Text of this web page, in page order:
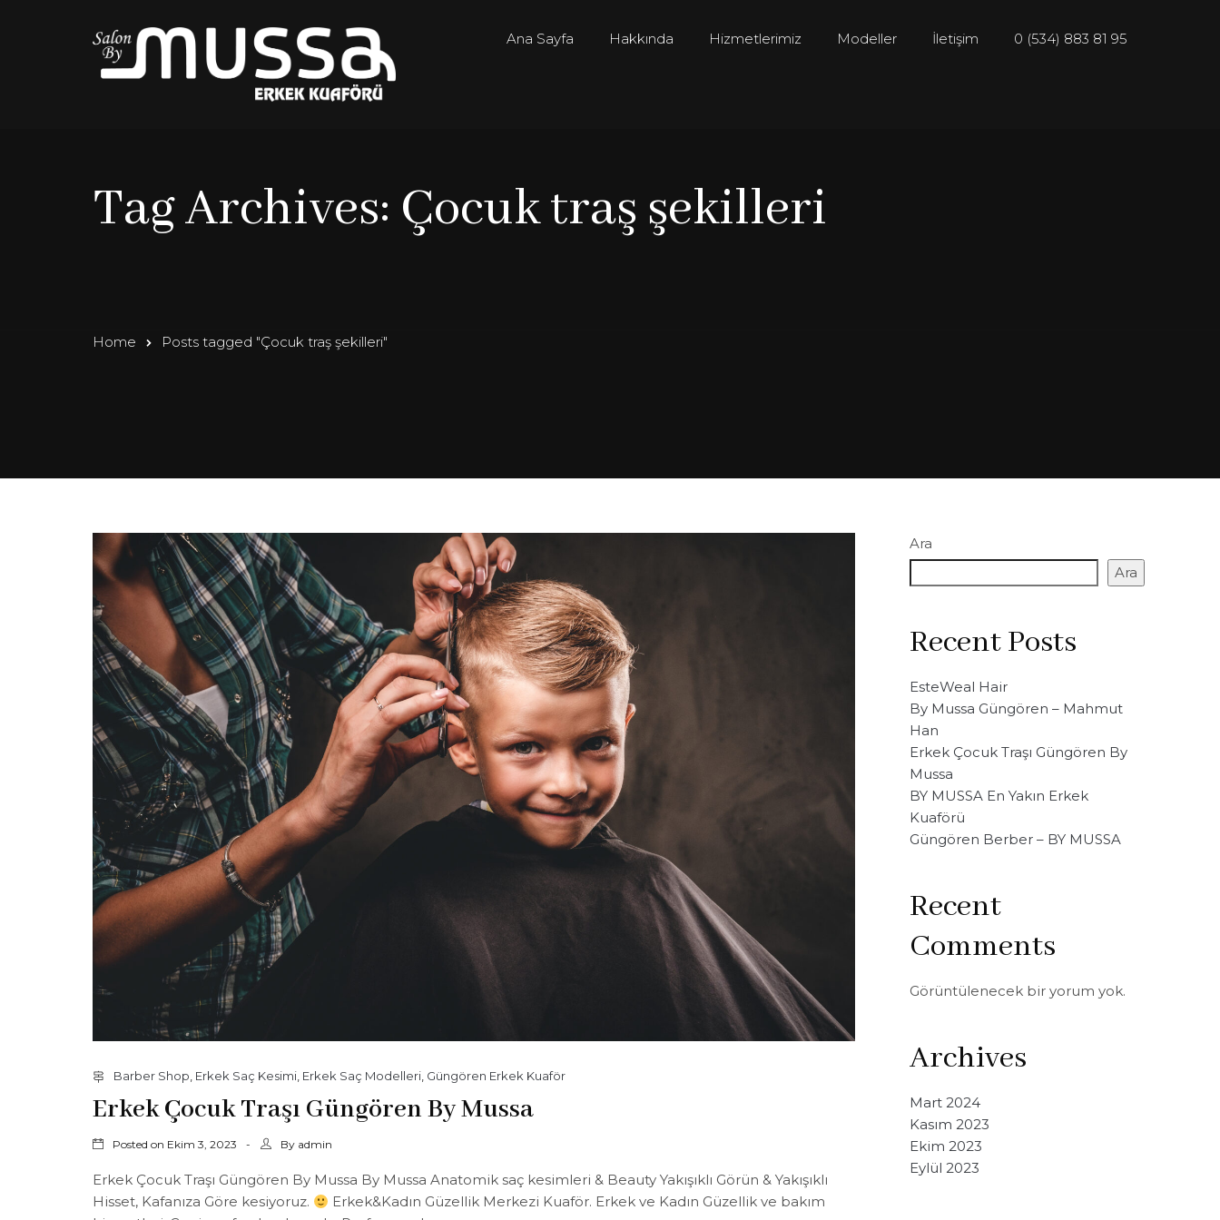
Ana Sayfa Hakkında Hizmetlerimiz Modeller İletişim 0 (534) 883 81 95
Tag Archives: Çocuk traş şekilleri
Home Posts tagged "Çocuk traş şekilleri"
Barber Shop Erkek Saç Kesimi Erkek Saç Modelleri Güngören Erkek Kuaför
Erkek Çocuk Traşı Güngören By Mussa
Posted on Ekim 3, 2023 By admin
Erkek Çocuk Traşı Güngören By Mussa By Mussa Anatomik saç kesimleri & Beauty Yakışıklı Görün & Yakışıklı
Hisset, Kafanıza Göre kesiyoruz.
Erkek&Kadın Güzellik Merkezi Kuaför. Erkek ve Kadın Güzellik ve bakım
Ara
Ara
Recent Posts
EsteWeal Hair
By Mussa Güngören – Mahmut
Han
Erkek Çocuk Traşı Güngören By
Mussa
BY MUSSA En Yakın Erkek
Kuaförü
Güngören Berber – BY MUSSA
Recent
Comments
Görüntülenecek bir yorum yok.
Archives
Mart 2024
Kasım 2023
Ekim 2023
Eylül 2023